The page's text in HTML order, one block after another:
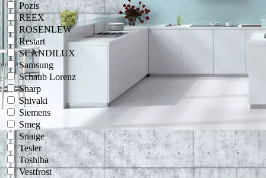
Pozis
REEX
ROSENLEW
Restart
SCANDILUX
Samsung
Schaub Lorenz
Sharp
Shivaki
Siemens
Smeg
Snaige
Tesler
Toshiba
Vestfrost